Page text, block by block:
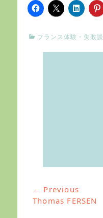
C
フランス体験・失敗談
投
稿
← Previous
Previous
Thomas FERSEN